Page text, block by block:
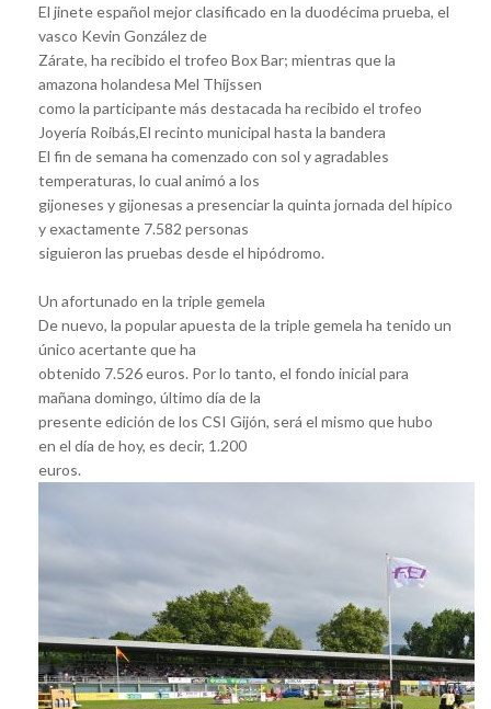
El jinete español mejor clasificado en la duodécima prueba, el
vasco Kevin González de
Zárate, ha recibido el trofeo Box Bar; mientras que la
amazona holandesa Mel Thijssen
como la participante más destacada ha recibido el trofeo
Joyería Roibás,El recinto municipal hasta la bandera
El fin de semana ha comenzado con sol y agradables
temperaturas, lo cual animó a los
gijoneses y gijonesas a presenciar la quinta jornada del hípico
y exactamente 7.582 personas
siguieron las pruebas desde el hipódromo.
Un afortunado en la triple gemela
De nuevo, la popular apuesta de la triple gemela ha tenido un
único acertante que ha
obtenido 7.526 euros. Por lo tanto, el fondo inicial para
mañana domingo, último día de la
presente edición de los CSI Gijón, será el mismo que hubo
en el día de hoy, es decir, 1.200
euros.